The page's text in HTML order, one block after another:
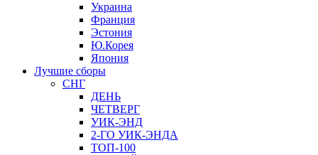
Украина
Франция
Эстония
Ю.Корея
Япония
Лучшие сборы
СНГ
ДЕНЬ
ЧЕТВЕРГ
УИК-ЭНД
2-ГО УИК-ЭНДА
ТОП-100